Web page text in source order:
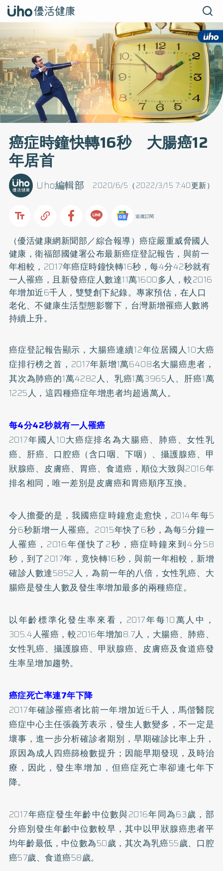
癌症時鐘快轉16秒 大腸癌12
年居首
2020/6/5（2022/3/15 7:40更新）
Uho編輯部
追蹤訂閱
（優活健康網新聞部／綜合報導）癌症嚴重威脅國人
健康，衛福部國健署公布最新癌症登記報告，與前一
年相較，2017年癌症時鐘快轉16秒，每4分42秒就有
一人罹癌，且新發癌症人數達11萬1600多人，較2016
年增加近6千人，雙雙創下紀錄。專家預估，在人口
老化、不健康生活型態影響下，台灣新增罹癌人數將
持續上升。
癌症登記報告顯示， 大腸癌連續12年位居國人10大癌
症排行榜之首，2017年新增1萬6408名大腸癌患者，
其次為肺癌的1萬4282人、 乳癌1萬3965人、肝癌1萬
1225人，這四種癌症年增患者均超過萬人。
每4分42秒就有一人罹癌
2017年國人10大癌症排名為大腸癌、肺癌、女性乳
癌、肝癌、 口腔癌 （含口咽、下咽）、攝護腺癌、甲
狀腺癌、皮膚癌、胃癌、食道癌，順位大致與2016年
排名相同，唯一差別是皮膚癌和胃癌順序互換。
令人擔憂的是，我國癌症時鐘愈走愈快，2014年每5
分6秒新增一人罹癌。2015年快了6秒，為每5分鐘一
人罹癌，2016年僅快了2秒，癌症時鐘來到4分58
秒，到了2017年，竟快轉16秒，與前一年相較，新增
確診人數達5852人，為前一年的八倍，女性乳癌、大
腸癌是發生人數及發生率增加最多的兩種癌症。
以年齡標準化發生率來看，2017年每10萬人中，
305.4人罹癌，較2016年增加8.7人，大腸癌、肺癌、
女性乳癌、攝護腺癌、甲狀腺癌、皮膚癌及食道癌發
生率呈增加趨勢。
癌症死亡率連7年下降
2017年確診罹癌者比前一年增加近6千人，馬偕醫院
癌症中心主任張義芳表示，發生人數變多，不一定是
壞事，進一步分析確診者期別，早期確診比率上升，
原因為成人四癌篩檢數提升；因能早期發現，及時治
療，因此，發生率增加，但癌症死亡率卻連七年下
降。
2017年癌症發生年齡中位數與2016年同為63歲，部
分癌別發生年齡中位數較早，其中以甲狀腺癌患者平
均年齡最低，中位數為50歲，其次為乳癌55歲、口腔
癌57歲、食道癌58歲。